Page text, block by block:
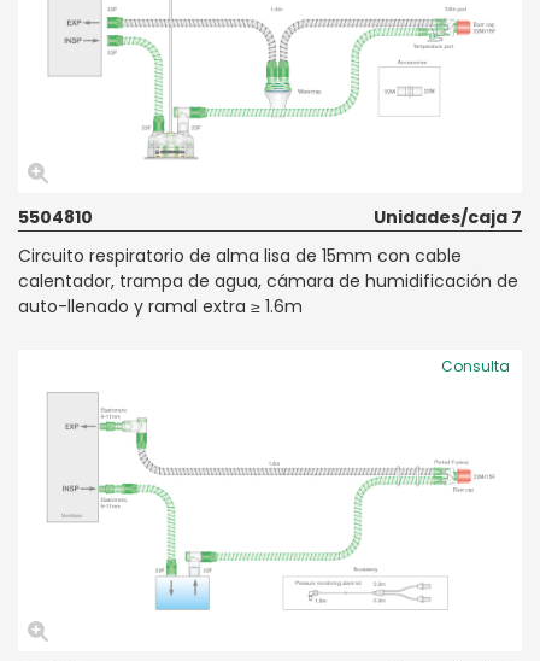
5504810
Unidades/caja 7
Circuito respiratorio de alma lisa de 15mm con cable
calentador, trampa de agua, cámara de humidificación de
auto-llenado y ramal extra ≥ 1.6m
Consulta